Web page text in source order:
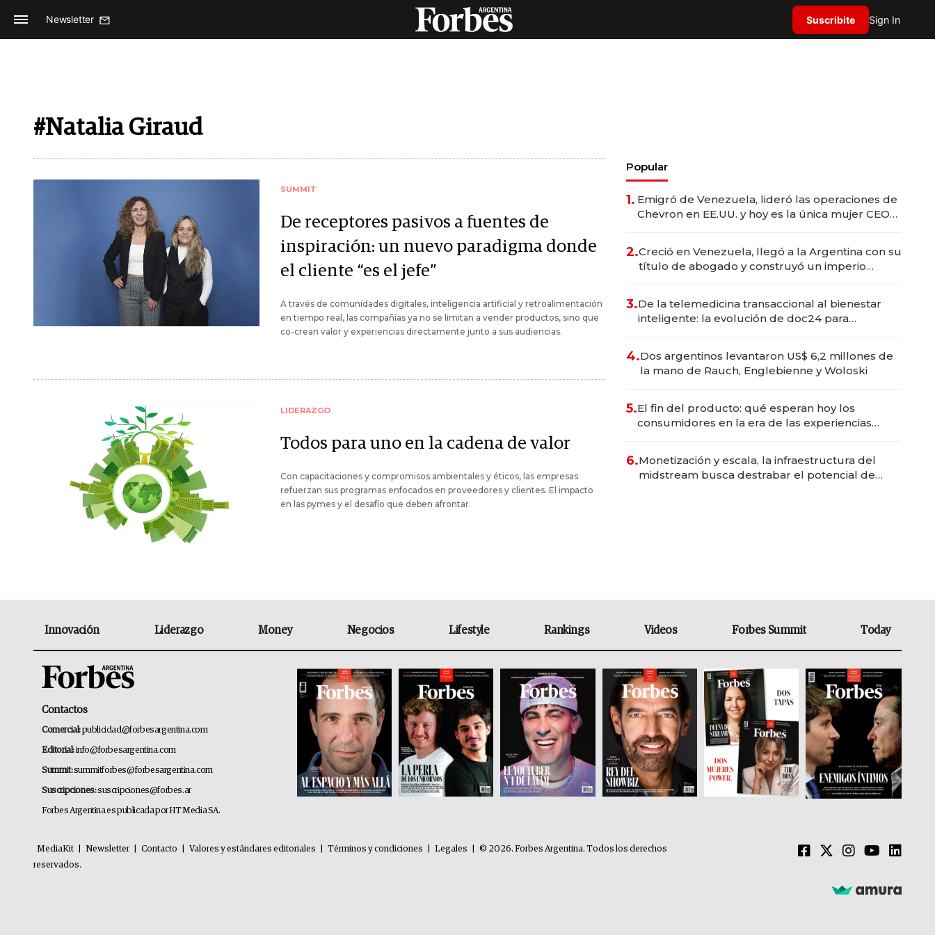
Newsletter Suscribite Sign In
#Natalia Giraud
SUMMIT
De receptores pasivos a fuentes de
inspiración: un nuevo paradigma donde
el cliente “es el jefe”
A través de comunidades digitales, inteligencia artificial y retroalimentación
en tiempo real, las compañías ya no se limitan a vender productos, sino que
co-crean valor y experiencias directamente junto a sus audiencias.
LIDERAZGO
Todos para uno en la cadena de valor
Con capacitaciones y compromisos ambientales y éticos, las empresas
refuerzan sus programas enfocados en proveedores y clientes. El impacto
en las pymes y el desafío que deben afrontar.
Popular
1. Emigró de Venezuela, lideró las operaciones de
Chevron en EE.UU. y hoy es la única mujer CEO
2.Creció en Venezuela, llegó a la Argentina con su
título de abogado y construyó un imperio
3.De la telemedicina transaccional al bienestar
inteligente: la evolución de doc24 para
4.Dos argentinos levantaron US$ 6,2 millones de
la mano de Rauch, Englebienne y Woloski
5.El fin del producto: qué esperan hoy los
consumidores en la era de las experiencias
6.Monetización y escala, la infraestructura del
midstream busca destrabar el potencial de
Innovación Liderazgo Money Negocios Lifestyle Rankings Videos Forbes Summit Today
Contactos
Comercial:publicidad@forbesargentina.com
Editorial:info@forbesargentina.com
Summit:summitforbes@forbesargentina.com
Suscripciones:suscripciones@forbes.ar
Forbes Argentina es publicada por HT Media SA.
MediaKit Newsletter Contacto Valores y estándares editoriales Términos y condiciones Legales
© 2026. Forbes Argentina. Todos los derechos
reservados.